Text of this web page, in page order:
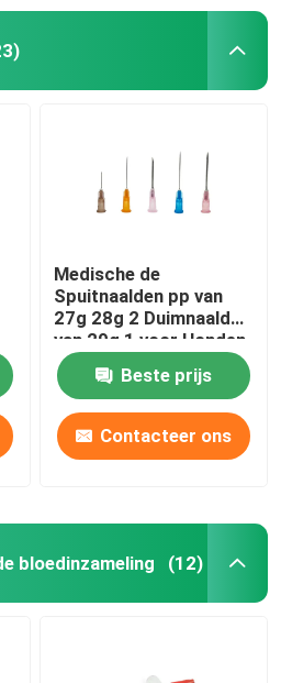
Medische de
Spuitnaalden pp van
27g 28g 2 Duimnaald
van 29g 1 voor Honden
Beste prijs
Contacteer ons
bloedinzameling (12)